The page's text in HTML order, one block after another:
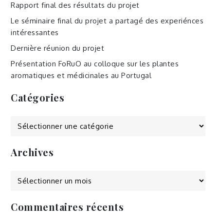
Rapport final des résultats du projet
Le séminaire final du projet a partagé des experiénces
intéressantes
Dernière réunion du projet
Présentation FoRuO au colloque sur les plantes
aromatiques et médicinales au Portugal
Catégories
Catégories
Archives
Commentaires récents